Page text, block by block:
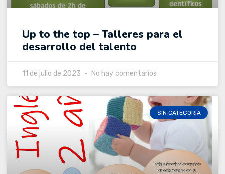
Up to the top – Talleres para el
desarrollo del talento
11 de julio de 2023 No hay comentarios
SIN CATEGORÍA